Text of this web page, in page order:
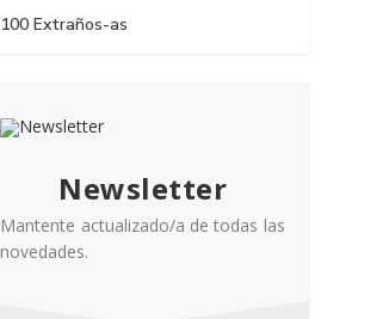
100 Extraños-as
Newsletter
Mantente actualizado/a de todas las
novedades.